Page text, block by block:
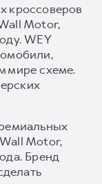
кроссоверов
Motor,
WEY
мире схеме.
Motor,
Бренд